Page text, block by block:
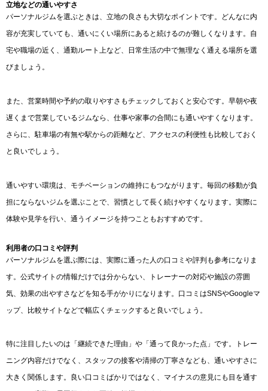
立地などの通いやすさ
パーソナルジムを選ぶときは、立地の良さも大切なポイントです。どんなに内
容が充実していても、通いにくい場所にあると続けるのが難しくなります。自
宅や職場の近く、通勤ルート上など、日常生活の中で無理なく通える場所を選
びましょう。
また、営業時間や予約の取りやすさもチェックしておくと安心です。早朝や夜
遅くまで営業しているジムなら、仕事や家事の合間にも通いやすくなります。
さらに、駐車場の有無や駅からの距離など、アクセスの利便性も比較しておく
と良いでしょう。
通いやすい環境は、モチベーションの維持にもつながります。毎回の移動が負
担にならないジムを選ぶことで、習慣として長く続けやすくなります。実際に
体験や見学を行い、通うイメージを持つこともおすすめです。
利用者の口コミや評判
パーソナルジムを選ぶ際には、実際に通った人の口コミや評判も参考になりま
す。公式サイトの情報だけでは分からない、トレーナーの対応や施設の雰囲
気、効果の出やすさなどを知る手がかりになります。口コミはSNSやGoogleマ
ップ、比較サイトなどで幅広くチェックすると良いでしょう。
特に注目したいのは「継続できた理由」や「通って良かった点」です。トレー
ニング内容だけでなく、スタッフの接客や清掃の丁寧さなども、通いやすさに
大きく関係します。良い口コミばかりではなく、マイナスの意見にも目を通す